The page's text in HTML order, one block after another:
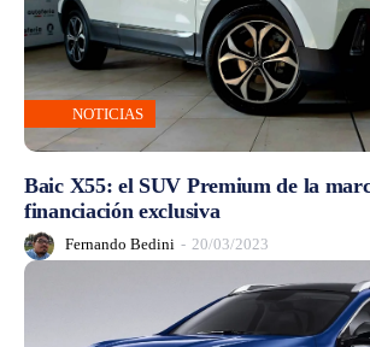
NOTICIAS
Baic X55: el SUV Premium de la
financiación exclusiva
Fernando Bedini - 20/03/2023